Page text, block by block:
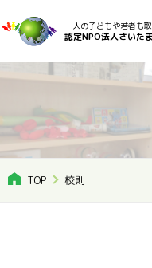
一人の子どもや若者も
認定NPO法人さいた
TOP 校則